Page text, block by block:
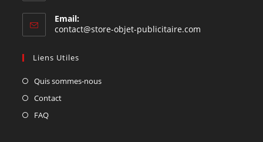
Email:
contact@store-objet-publicitaire.com
Liens Utiles
Quis sommes-nous
Contact
FAQ